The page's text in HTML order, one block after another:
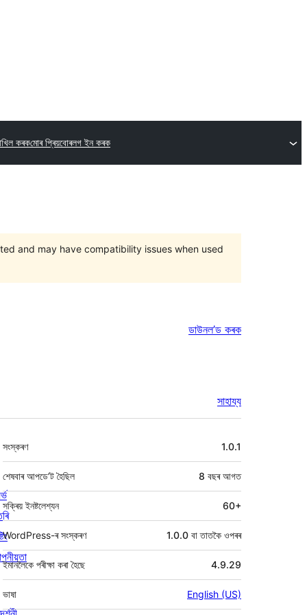
কৰকমোৰ প্ৰিয়বোৰলগ ইন কৰক
and may have compatibility issues when used
ডাউনল’ড কৰক
সাহায্য
মেটা 1.0.1
সংস্কৰণ
8 বছৰআগত
শেষবাৰ আপডে’ট হৈছিল
সক্ৰিয় ইনষ্টলেশ্যন 60+
WordPress-ৰ সংস্কৰণ 1.0.0 বা তাতকৈ ওপৰৰ
ইমানলৈকে পৰীক্ষা কৰা হৈছে 4.9.29
ভাষা English (US)